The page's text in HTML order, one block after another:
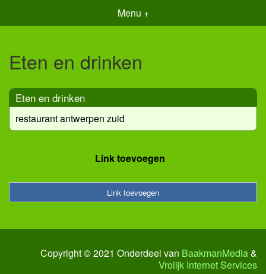
Menu +
Eten en drinken
Eten en drinken
restaurant antwerpen zuid
Link toevoegen
Link toevoegen
Copyright © 2021 Onderdeel van BaakmanMedia&
Vrolijk Internet Services